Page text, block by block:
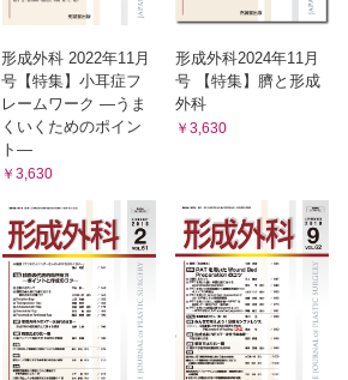
形成外科 2022年11月
号【特集】小耳症フ
レームワーク ―うま
くいくためのポイン
ト―
￥3,630
形成外科2024年11月
号 【特集】臍と形成
外科
￥3,630